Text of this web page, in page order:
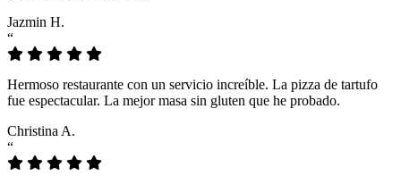
Jazmin H.
“
Hermoso restaurante con un servicio increíble. La pizza de tartufo
fue espectacular. La mejor masa sin gluten que he probado.
Christina A.
“